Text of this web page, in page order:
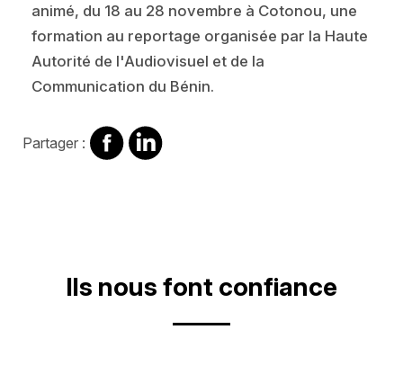
animé, du 18 au 28 novembre à Cotonou, une
formation au reportage organisée par la Haute
Autorité de l'Audiovisuel et de la
Communication du Bénin.
Partager : Partager
sur
Partager
sur
Ils nous font confiance